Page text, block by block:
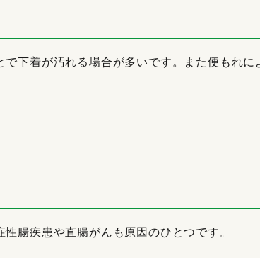
下着が汚れる場合が多いです。また便もれに
腸疾患や直腸がんも原因のひとつです。